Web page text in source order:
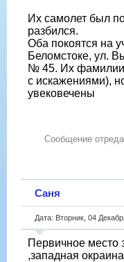
Их самолет был
разбился.
Оба покоятся на
Беломстоке, ул.
№ 45. Их фамилии
с искажениями),
увековечены
Сообщение
Саня
Дата: Вторник, 04
Первичное место
,западная окраина